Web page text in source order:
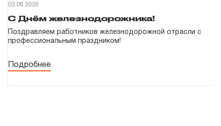
02.08.2026
С Днём железнодорожника!
Поздравляем работников железнодорожной отрасли с
профессиональным праздником!
Подробнее